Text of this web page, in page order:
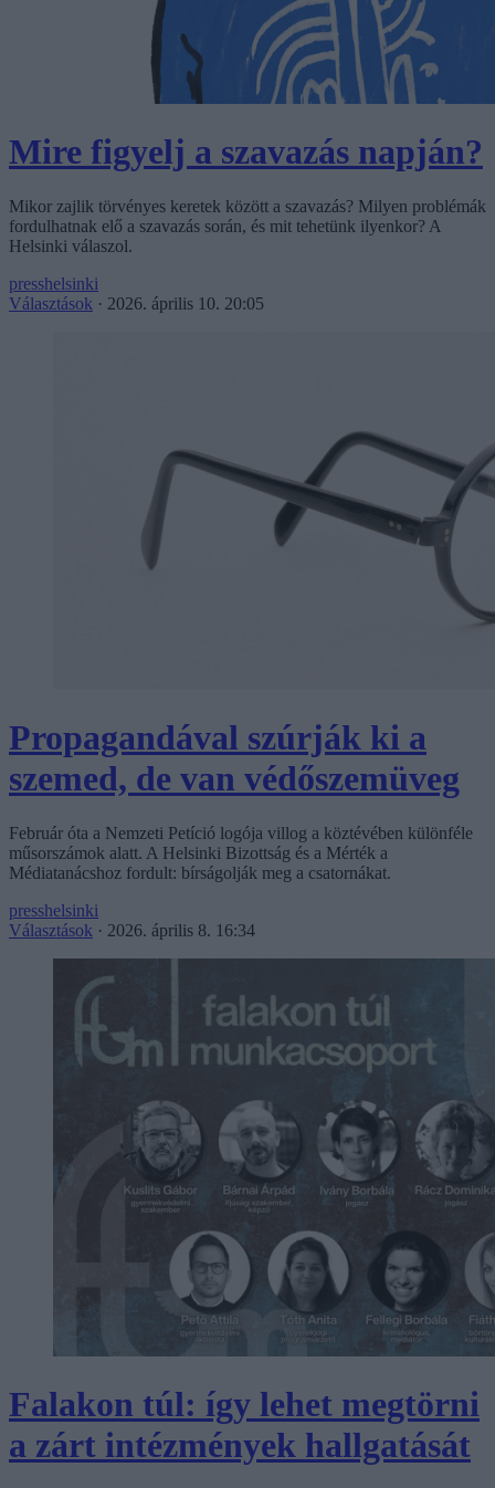
Mire figyelj a szavazás napján?
Mikor zajlik törvényes keretek között a szavazás? Milyen problémák
fordulhatnak elő a szavazás során, és mit tehetünk ilyenkor? A
Helsinki válaszol.
presshelsinki
Választások · 2026. április 10. 20:05
Propagandával szúrják ki a
szemed, de van védőszemüveg
Február óta a Nemzeti Petíció logója villog a köztévében különféle
műsorszámok alatt. A Helsinki Bizottság és a Mérték a
Médiatanácshoz fordult: bírságolják meg a csatornákat.
presshelsinki
Választások · 2026. április 8. 16:34
Falakon túl: így lehet megtörni
a zárt intézmények hallgatását